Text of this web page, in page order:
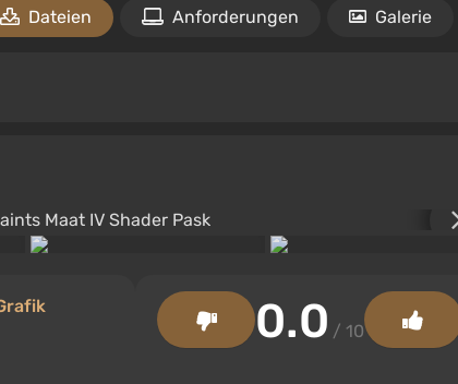
Dateien Anforderungen Galerie
0.0 / 10